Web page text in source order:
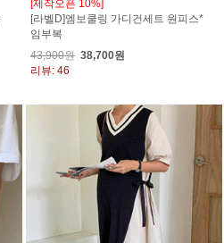
[제작오픈 10%]
[라벨D]엠보쿨링 가디건세트 원피스*
임부복
43,900원 38,700원
리뷰: 46